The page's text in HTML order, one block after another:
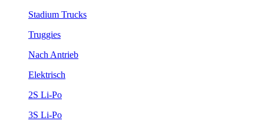
Stadium Trucks
Truggies
Nach Antrieb
Elektrisch
2S Li-Po
3S Li-Po